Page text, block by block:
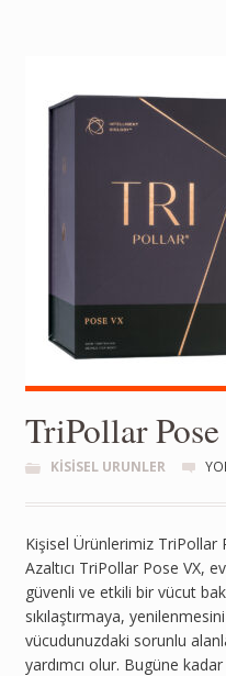
TriPollar
KISISEL URUNLER
Kişisel Ürünlerimiz TriPollar
Azaltıcı TriPollar Pose VX,
güvenli ve etkili bir vücut
sıkılaştırmaya,
vücudunuzdaki sorunlu
yardımcı olur. Bugüne